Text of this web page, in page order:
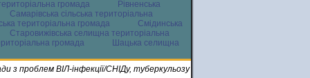
громада
Рівненська
Самарівська сільська територіальна
територіальна громада
Смідинська
Старовижівська селищна територіальна
громада
Шацька селищна
з проблем ВІЛ-інфекції/СНІДу, туберкульозу